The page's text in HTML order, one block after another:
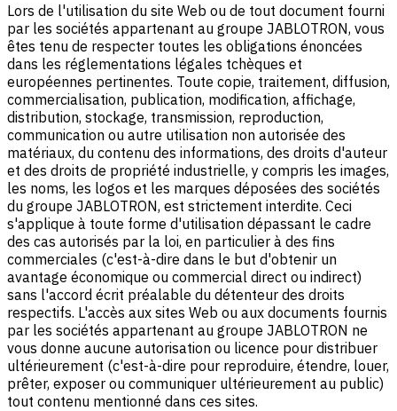
Lors de l'utilisation du site Web ou de tout document fourni
par les sociétés appartenant au groupe JABLOTRON, vous
êtes tenu de respecter toutes les obligations énoncées
dans les réglementations légales tchèques et
européennes pertinentes. Toute copie, traitement, diffusion,
commercialisation, publication, modification, affichage,
distribution, stockage, transmission, reproduction,
communication ou autre utilisation non autorisée des
matériaux, du contenu des informations, des droits d'auteur
et des droits de propriété industrielle, y compris les images,
les noms, les logos et les marques déposées des sociétés
du groupe JABLOTRON, est strictement interdite. Ceci
s'applique à toute forme d'utilisation dépassant le cadre
des cas autorisés par la loi, en particulier à des fins
commerciales (c'est-à-dire dans le but d'obtenir un
avantage économique ou commercial direct ou indirect)
sans l'accord écrit préalable du détenteur des droits
respectifs. L'accès aux sites Web ou aux documents fournis
par les sociétés appartenant au groupe JABLOTRON ne
vous donne aucune autorisation ou licence pour distribuer
ultérieurement (c'est-à-dire pour reproduire, étendre, louer,
prêter, exposer ou communiquer ultérieurement au public)
tout contenu mentionné dans ces sites.